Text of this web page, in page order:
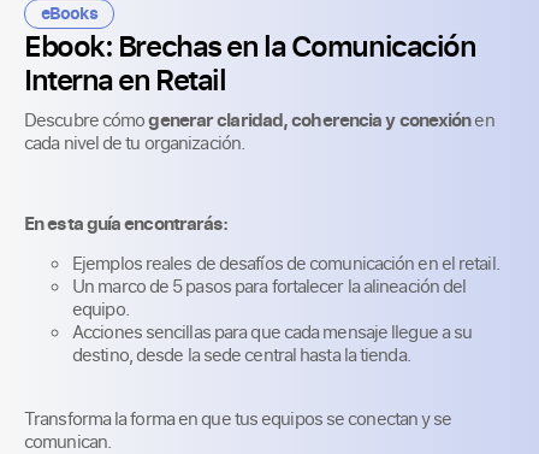
eBooks
Ebook: Brechas en la Comunicación
Interna en Retail
Descubre cómogenerar claridad, coherencia y conexiónen
cada nivel de tu organización.
En esta guía encontrarás:
Ejemplos reales de desafíos de comunicación en el retail.
Un marco de 5 pasos para fortalecer la alineación del
equipo.
Acciones sencillas para que cada mensaje llegue a su
destino, desde la sede central hasta la tienda.
Transforma la forma en que tus equipos se conectan y se
comunican.